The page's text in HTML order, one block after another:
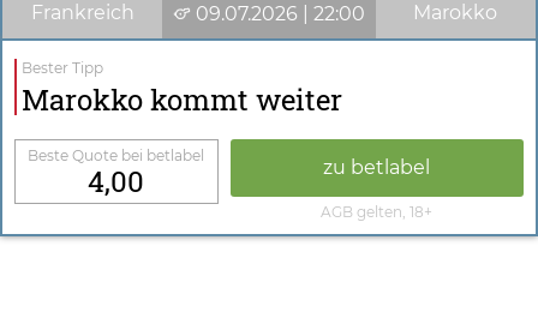
Frankreich 09.07.2026 | 22:00 Marokko
Bester Tipp
Marokko kommt weiter
Beste Quote bei betlabel
4,00 zu betlabel
AGB gelten, 18+